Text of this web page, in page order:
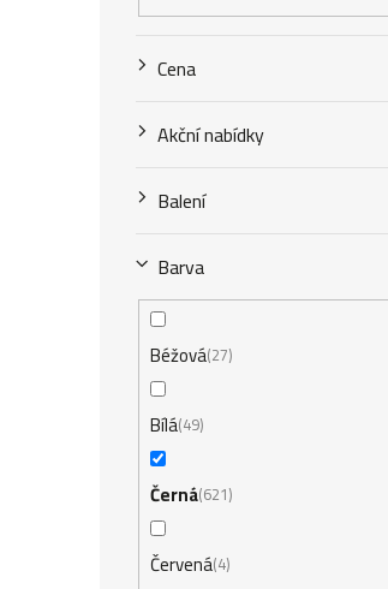
Cena
Akční nabídky
Balení
Barva
Béžová 27
Bílá 49
Černá 621
Červená 4